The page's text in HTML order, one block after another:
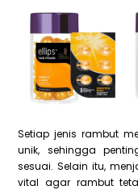
Setiap jenis rambut
unik, sehingga
sesuai. Selain itu,
vital agar rambut